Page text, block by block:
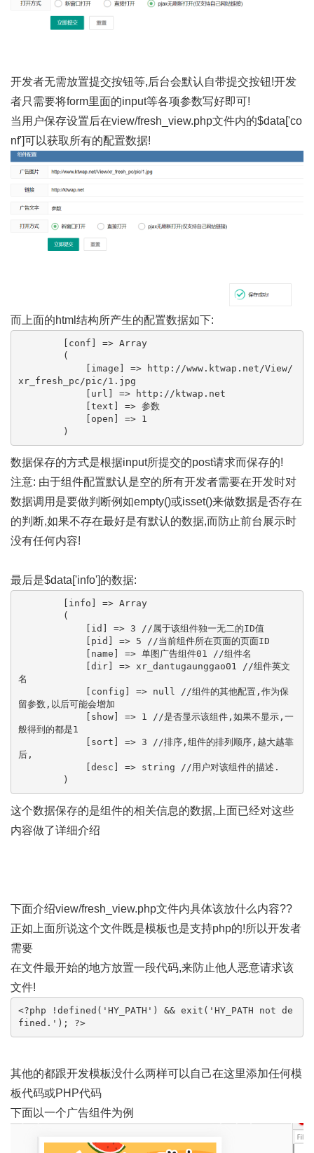
开发者无需放置提交按钮等,后台会默认自带提交按钮!开发
者只需要将form里面的input等各项参数写好即可!
当用户保存设置后在view/fresh_view.php文件内的$data['co
nf']可以获取所有的配置数据!
而上面的html结构所产生的配置数据如下:
xr_fresh_pc/pic/1.jpg
        )
数据保存的方式是根据input所提交的post请求而保存的!
注意: 由于组件配置默认是空的所有开发者需要在开发时对
数据调用是要做判断例如empty()或isset()来做数据是否存在
的判断,如果不存在最好是有默认的数据,而防止前台展示时
没有任何内容!
最后是$data['info']的数据:
名
留参数,以后可能会增加
般得到的都是1
后,
        )
这个数据保存的是组件的相关信息的数据,上面已经对这些
内容做了详细介绍
下面介绍view/fresh_view.php文件内具体该放什么内容??
正如上面所说这个文件既是模板也是支持php的!所以开发者
需要
在文件最开始的地方放置一段代码,来防止他人恶意请求该
文件!
<?php !defined('HY_PATH') && exit('HY_PATH not de
fined.'); ?>
其他的都跟开发模板没什么两样可以自己在这里添加任何模
板代码或PHP代码
下面以一个广告组件为例